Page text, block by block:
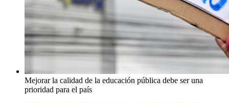
Mejorar la calidad de la educación pública debe ser una
prioridad para el país